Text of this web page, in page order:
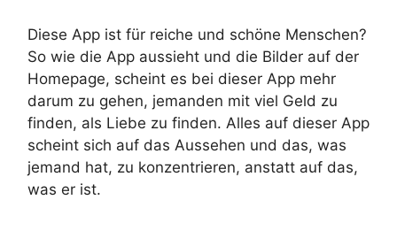
Diese App ist für reiche und schöne Menschen?
So wie die App aussieht und die Bilder auf der
Homepage, scheint es bei dieser App mehr
darum zu gehen, jemanden mit viel Geld zu
finden, als Liebe zu finden. Alles auf dieser App
scheint sich auf das Aussehen und das, was
jemand hat, zu konzentrieren, anstatt auf das,
was er ist.